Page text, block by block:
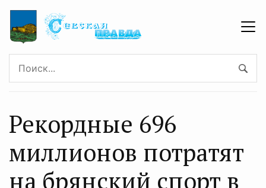
Рекордные 696
миллионов потратят
на брянский спорт в